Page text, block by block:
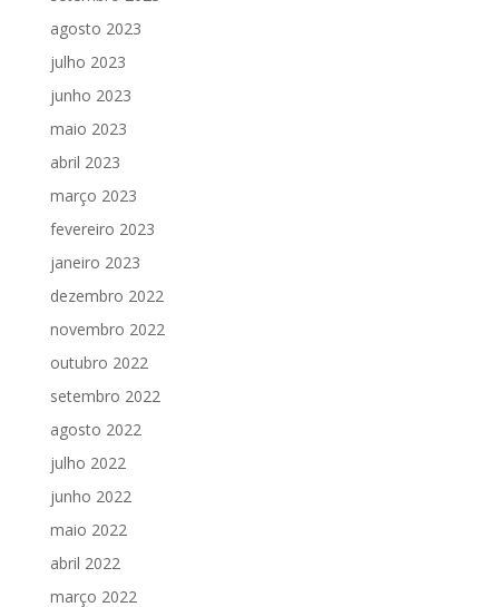
agosto 2023
julho 2023
junho 2023
maio 2023
abril 2023
março 2023
fevereiro 2023
janeiro 2023
dezembro 2022
novembro 2022
outubro 2022
setembro 2022
agosto 2022
julho 2022
junho 2022
maio 2022
abril 2022
março 2022